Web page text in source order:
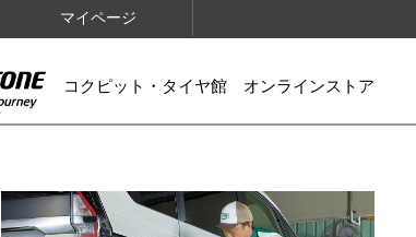
マイページ
コクピット・タイヤ館 オンラインストア
IMAGES